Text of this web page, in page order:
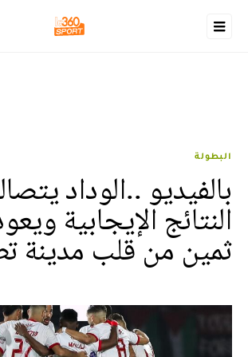
البطولة
بالفيديو ..الوداد
النتائج الإيجابية
ثمين من قلب مدينة